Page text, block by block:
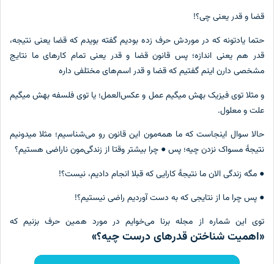
قضا و قدر یعنی چی؟!
حتما یادتونه که در موردش حرف زده بودیم گفته بویدم که قضا یعنی نتیجه،
قدر هم یعنی اندازه؛ پس قانون قضا و قدر یعنی تمام کارهای ما نتایج
مشخصی دارن اینم گفتیم که قضا و قدر اسم‌های مختلفی داره
و مثلا توی فیزیک بهش میگیم عمل و عکس‌العمل؛ یا توی فلسفه بهش میگیم
علت و معلول.
حالا سوال اینجاست که ما همه‌مون این قانون رو می‌شناسیم؛ مثلا میدونیم
نتیجهٔ مسواک نزدن چیه؛ پس ● چرا بیشتر وقتا از زندگی‌مون ناراضی هستیم؟
● مگه زندگی الان ما نتیجهٔ کارایی که قبلا انجام دادیم، نیست؟!
● پس چرا ما از نتایجی که به دست آوردیم راضی نیستیم؟!
توی این شماره از مجله برنا می‌خوایم در مورد همین حرف بزنیم که
«اهمیت شناختن قدرهای درست چیه؟»